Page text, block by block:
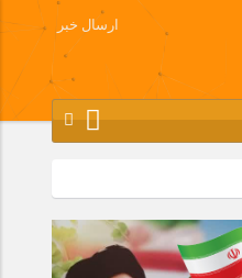
ارسال خبر
برگزار شد